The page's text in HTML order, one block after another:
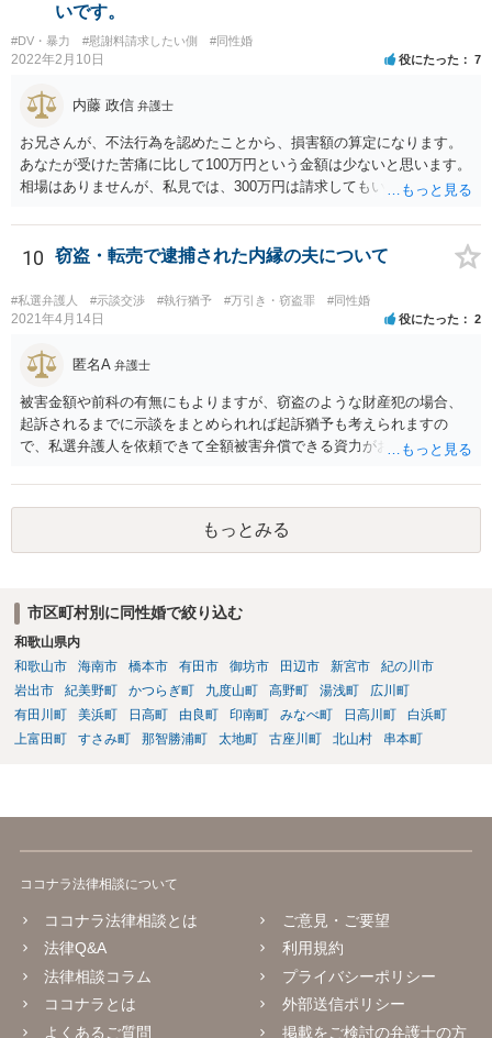
いです。
#DV・暴力 #慰謝料請求したい側 #同性婚
2022年2月10日 役にたった 7
内藤 政信 弁護士
お兄さんが、不法行為を認めたことから、損害額の算定になります。
あなたが受けた苦痛に比して100万円という金額は少ないと思います。
相場はありませんが、私見では、300万円は請求してもいいですね。
なるような条件では困るでしょう。 支払いの効果を高めるために、弁
護士を立ち合い人にするといいで しょう。 したがって、金額も含め
が作っても構いません。 書類を作るには、少なくも、５５０００円
は、かかるでしょう。
10 窃盗・転売で逮捕された内縁の夫について
#私選弁護人 #示談交渉 #執行猶予 #万引き・窃盗罪 #同性婚
2021年4月14日 役にたった 2
匿名A 弁護士
被害金額や前科の有無にもよりますが、窃盗のような財産犯の場合、
起訴されるまでに示談をまとめられれば起訴猶予も考えられますの
で、私選弁護人を依頼できて全額被害弁償できる資力がお有りなので
めいたします。起訴されてしまうと前科はついてしまう可能性が極め
て高いので、被害金額はさほど大きくなく初犯で起訴猶予の可能性が
あり得る事案なのであれば、起訴までの弁護活動が極めて重要です。
もちろん国選弁護人であってもできるかぎり最善を尽くす弁護士が大
般論としては私選弁護人に頼んだ方がどうしても使える時間が多くな
り、示談をまとめられる可能性が高くなる傾向は否定できないように
思われます。
もっとみる
市区町村別に同性婚で絞り込む
和歌山県内
和歌山市
海南市 橋本市 有田市 御坊市 田辺市 新宮市
紀の川市
岩出市
紀美野町 かつらぎ町 九度山町 高野町 湯浅町
広川町
有田川町
美浜町 日高町 由良町 印南町 みなべ町 日高川町
白浜町
上富田町
すさみ町 那智勝浦町 太地町 古座川町 北山村 串本町
ココナラ法律相談について
ココナラ法律相談とは
法律Q&A
法律相談コラム
ココナラとは
よくあるご質問
ご意見・ご要望
利用規約
プライバシーポリシー
外部送信ポリシー
掲載をご検討の弁護士の方